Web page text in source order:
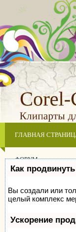
ГЛАВНАЯ
ФОРУМ
Как
Вы создали или
целый комплекс
Ускорение